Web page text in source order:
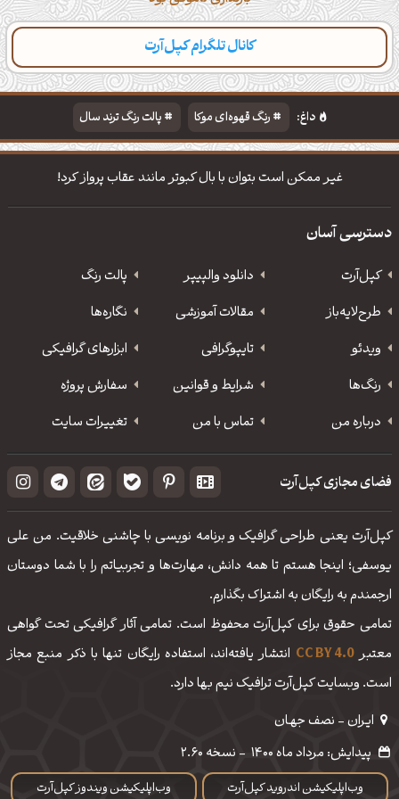
کانال تلگرام کپل‌آرت
دسته‌بندی مطالب تازه تایپوگرافی پالت‌ها
داغ: رنگ قهوه‌ای موکا
پالت رنگ ترند سال
دانلود والپیپر مذهبی
تایپوگرافی شعر مولانا
غیر ممكن است بتوان با بال كبوتر مانند عقاب پرواز كرد!
دسترسی آسان
کپل‌آرت دانلود‌ والپیپر
پالت رنگ
طرح‌لایه‌باز
مقالات آموزشی
نگاره‌ها
ویدئو
‌تایپوگرافی
ابزارهای گرافیکی
رنگ‌ها
شرایط و قوانین
سفارش پروژه
درباره من
تماس با من تغییرات سایت
فضای مجازی کپل‌آرت
کپل‌آرت یعنی طراحی گرافیک و برنامه نویسی با چاشنی خلاقیت. من علی
یوسفی؛ اینجا هستم تا همه دانش، مهارت‌‌ها و تجربیاتم را با شما دوستان
ارجمندم به رایگان به اشتراک بگذارم.
تمامی حقوق برای کپل‌آرت محفوظ است. تمامی آثار گرافیکی تحت گواهی
معتبرCC BY 4.0 انتشار یافته‌اند، استفاده رایگان تنها با ذکر منبع مجاز
است. وبسایت کپل‌آرت ترافیک نیم بها دارد.
ایـران - نصف جهـان
وب‌اپلیکیشن اندروید کپل‌آرت وب‌اپلیکیشن ویندوز کپل‌آرت
پیدایش: مرداد ماه 1400 - نسخه 2.60